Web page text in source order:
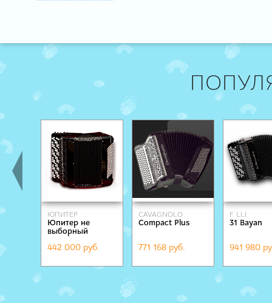
ЮПИТЕР
Юпитер не
выборный
442 000 руб.
СAVAGNOLO
Compact Plus
771 168 руб.
F. LLI
31 Bayan
941 980